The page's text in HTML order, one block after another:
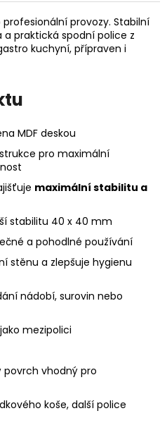
provozy. Stabilní
praktická spodní police z
kuchyní, přípraven i
MDF deskou
pro maximální
maximální stabilitu a
stabilitu 40 x 40 mm
a pohodlné používání
stěnu a zlepšuje hygienu
nádobí, surovin nebo
mezipolici
povrch vhodný pro
koše, další police